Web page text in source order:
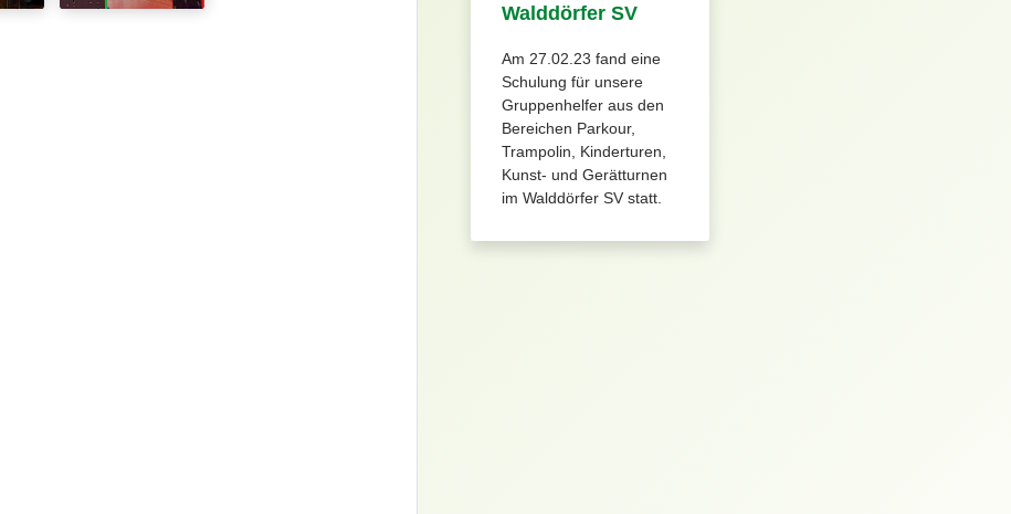
Walddörfer SV
Am 27.02.23 fand eine
Schulung für unsere
Gruppenhelfer aus den
Bereichen Parkour,
Trampolin, Kinderturen,
Kunst- und Gerätturnen
im Walddörfer SV statt.